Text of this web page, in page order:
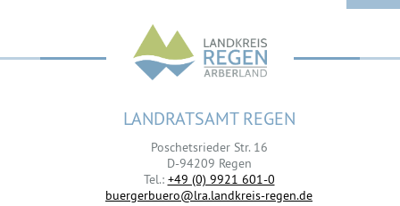
LANDRATSAMT REGEN
Poschetsrieder Str. 16
D-94209 Regen
Tel.: +49 (0) 9921 601-0
buergerbuero@lra.landkreis-regen.de